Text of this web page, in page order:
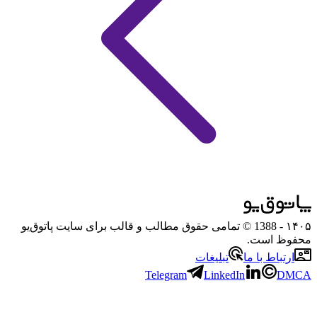
۱۴۰۵
- 1388 © تمامی حقوق مطالب و قالب برای سایت پاتوق‌یو
محفوظ است.
ارتباط با ما
تبلیغات
Telegram
LinkedIn DMCA